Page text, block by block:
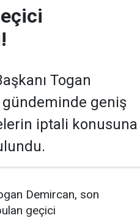
Togan
gündeminde geniş
iptali konusuna
Demircan, son
geçici